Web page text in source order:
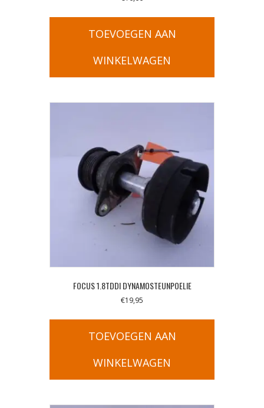
TOEVOEGEN AAN
WINKELWAGEN
FOCUS 1.8TDDI DYNAMOSTEUNPOELIE
€19,95
TOEVOEGEN AAN
WINKELWAGEN